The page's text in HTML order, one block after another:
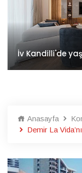
İv Kandilli'de
Anasayfa
Demir La